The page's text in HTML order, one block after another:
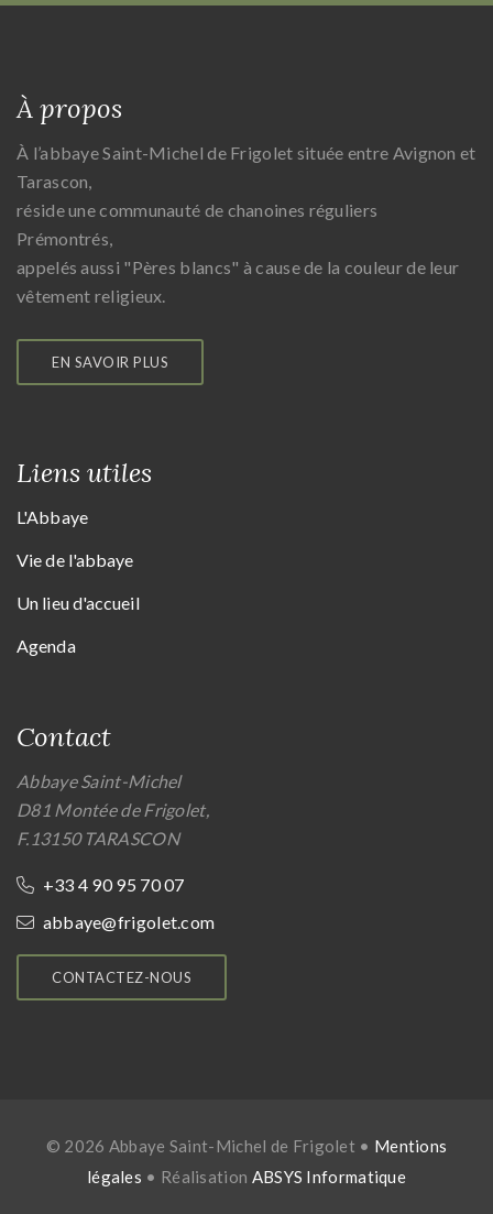
À propos
À l’abbaye Saint-Michel de Frigolet située entre Avignon et
Tarascon,
réside une communauté de chanoines réguliers
Prémontrés,
appelés aussi "Pères blancs" à cause de la couleur de leur
vêtement religieux.
EN SAVOIR PLUS
Liens utiles
L'Abbaye
Vie de l'abbaye
Un lieu d'accueil
Agenda
Contact
Abbaye Saint-Michel
D81 Montée de Frigolet,
F.13150 TARASCON
+33 4 90 95 70 07
abbaye@frigolet.com
CONTACTEZ-NOUS
© 2026 Abbaye Saint-Michel de Frigolet • Mentions
légales • Réalisation ABSYS Informatique